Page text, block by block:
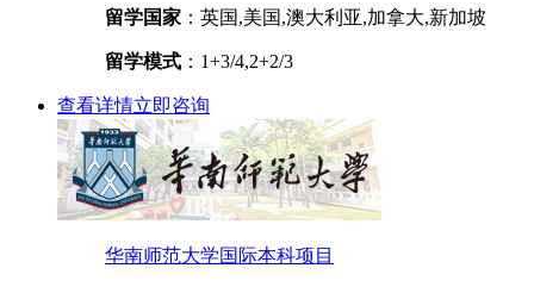
留学国家 ：英国,美国,澳大利亚,加拿大,新加坡
留学模式 ：1+3/4,2+2/3
查看详情立即咨询
华南师范大学国际本科项目